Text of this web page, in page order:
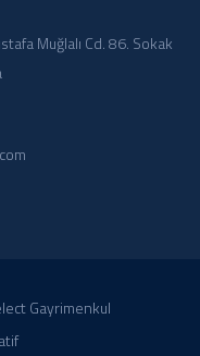
Muğlalı Cd. 86. Sokak
Gayrimenkul